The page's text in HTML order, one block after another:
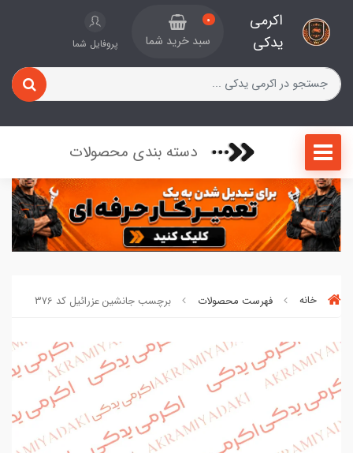
اکرمی
یدکی
0
سبد خرید شما پروفایل شما
دسته بندی محصولات
خانه فهرست محصولات برچسب جانشین عزرائیل کد 376